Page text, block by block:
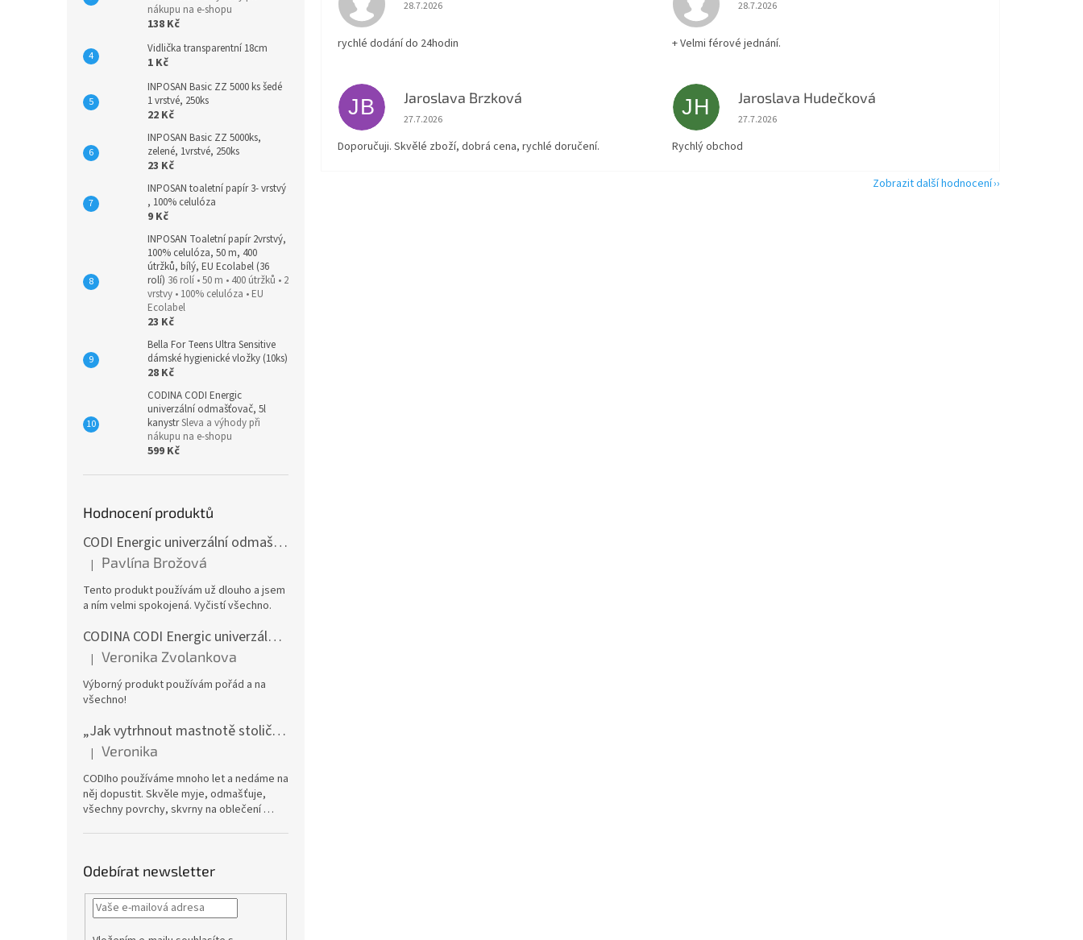
nákupu na e-shopu
138 Kč
Vidlička transparentní 18cm
1 Kč
INPOSAN Basic ZZ 5000 ks šedé
1 vrstvé, 250ks
22 Kč
INPOSAN Basic ZZ 5000ks,
zelené, 1vrstvé, 250ks
23 Kč
INPOSAN toaletní papír 3- vrstvý
, 100% celulóza
9 Kč
INPOSAN Toaletní papír 2vrstvý,
100% celulóza, 50 m, 400
útržků, bílý, EU Ecolabel (36
rolí) 36 rolí • 50 m • 400 útržků • 2
vrstvy • 100% celulóza • EU
Ecolabel
23 Kč
Bella For Teens Ultra Sensitive
dámské hygienické vložky (10ks)
28 Kč
CODINA CODI Energic
univerzální odmašťovač, 5l
kanystrSleva a výhody při
nákupu na e-shopu
599 Kč
Hodnocení produktů
CODI Energic univerzální odmašťovač s rozprašovačem, 750 ml
Hodnocení produktu je 5 z 5 hvězdiček.
| Pavlína Brožová
Tento produkt používám už dlouho a jsem
a ním velmi spokojená. Vyčistí všechno.
CODINA CODI Energic univerzální odmašťovač, 5l kanystr
Hodnocení produktu je 5 z 5 hvězdiček.
| Veronika Zvolankova
Výborný produkt používám pořád a na
všechno!
„Jak vytrhnout mastnotě stoličku“ – CODI Energic univerzální odmašťovač 750 ml (náplň), karton 12 ks | dlouhodobá zásoba
Hodnocení produktu je 5 z 5 hvězdiček.
| Veronika
CODIho používáme mnoho let a nedáme na
něj dopustit. Skvěle myje, odmašťuje,
všechny povrchy, skvrny na oblečení …
Odebírat newsletter
28.7.2026
rychlé dodání do 24hodin
28.7.2026
+ Velmi férové jednání.
JB Jaroslava Brzková
Hodnocení obchodu je 5 z 5 hvězdiček.
27.7.2026
Doporučuji. Skvělé zboží, dobrá cena, rychlé doručení.
JH Jaroslava Hudečková
Hodnocení obchodu je 5 z 5 hvězdiček.
27.7.2026
Rychlý obchod
Zobrazit další hodnocení